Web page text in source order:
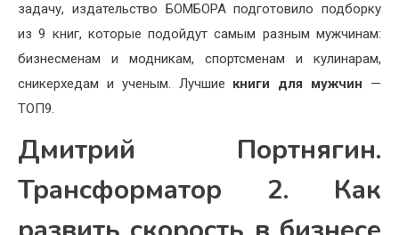
Красота
Недвижимость
задачу, издательство БОМБОРА подготовило подборку
из 9 книг, которые подойдут самым разным мужчинам:
бизнесменам и модникам, спортсменам и кулинарам,
сникерхедам и ученым. Лучшие книги для мужчин —
ТОП9.
Дмитрий Портнягин.
Трансформатор 2. Как